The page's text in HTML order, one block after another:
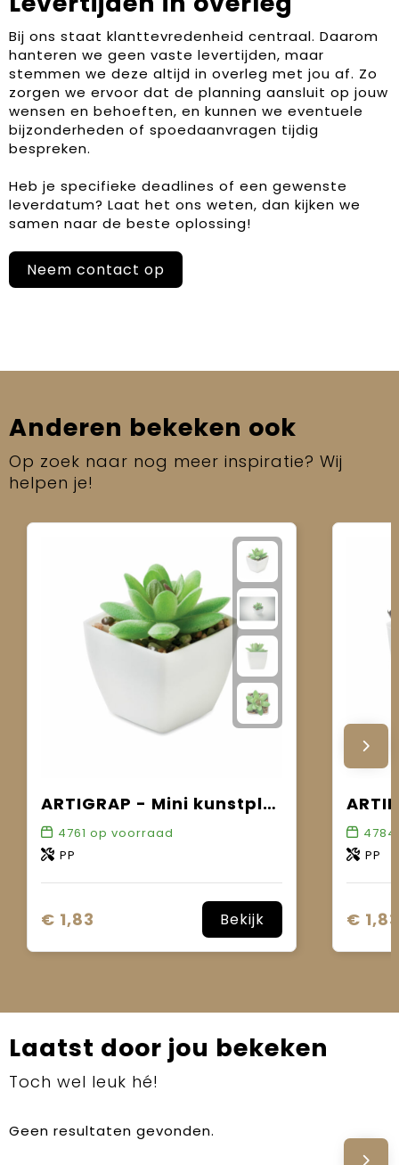
Bij ons staat klanttevredenheid centraal. Daarom
hanteren we geen vaste levertijden, maar
stemmen we deze altijd in overleg met jou af. Zo
zorgen we ervoor dat de planning aansluit op jouw
wensen en behoeften, en kunnen we eventuele
bijzonderheden of spoedaanvragen tijdig
bespreken.
Heb je specifieke deadlines of een gewenste
leverdatum? Laat het ons weten, dan kijken we
samen naar de beste oplossing!
Neem contact op
Anderen bekeken ook
Op zoek naar nog meer inspiratie? Wij
helpen je!
ARTIGRAP - Mini kunstplant
4761 op voorraad
PP
€ 1,83 Bekijk
4784
PP
€ 1,83
Laatst door jou bekeken
Toch wel leuk hé!
Geen resultaten gevonden.